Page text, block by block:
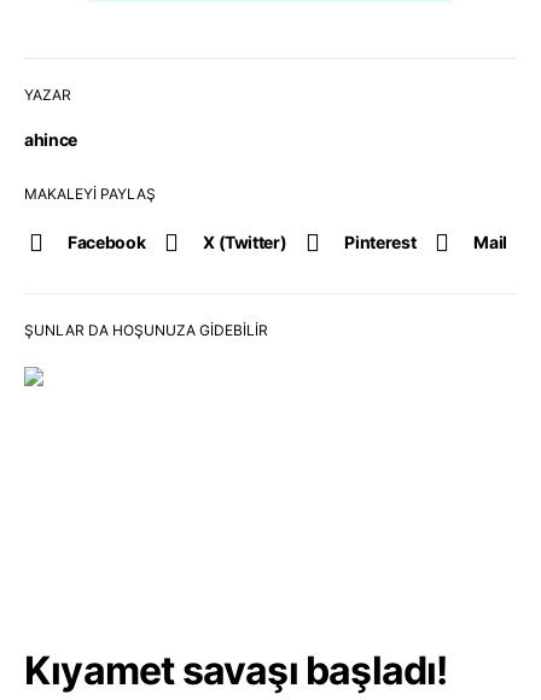
YAZAR
ahince
MAKALEYI PAYLAŞ
Facebook X (Twitter) Pinterest Mail
ŞUNLAR DA HOŞUNUZA GIDEBILIR
Kıyamet savaşı başladı!